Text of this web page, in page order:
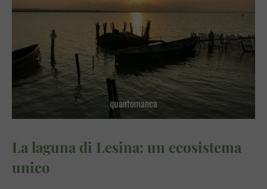
La laguna di Lesina: un ecosistema
unico